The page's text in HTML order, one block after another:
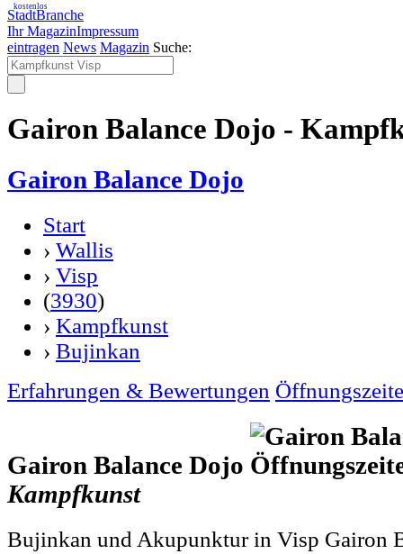
StadtBranche
Ihr MagazinImpressum
kostenlos
eintragen News Magazin Suche:
Gairon Balance Dojo -
Gairon Balance Dojo
Start
› Wallis
› Visp
(3930)
› Kampfkunst
› Bujinkan
Erfahrungen & Bewertungen
Gairon Balance Dojo
Kampfkunst
Bujinkan und Akupunktur in Visp Gairon